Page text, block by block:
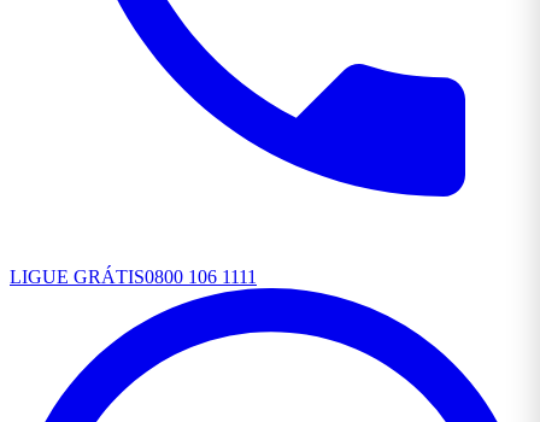
LIGUE GRÁTIS0800 106 1111